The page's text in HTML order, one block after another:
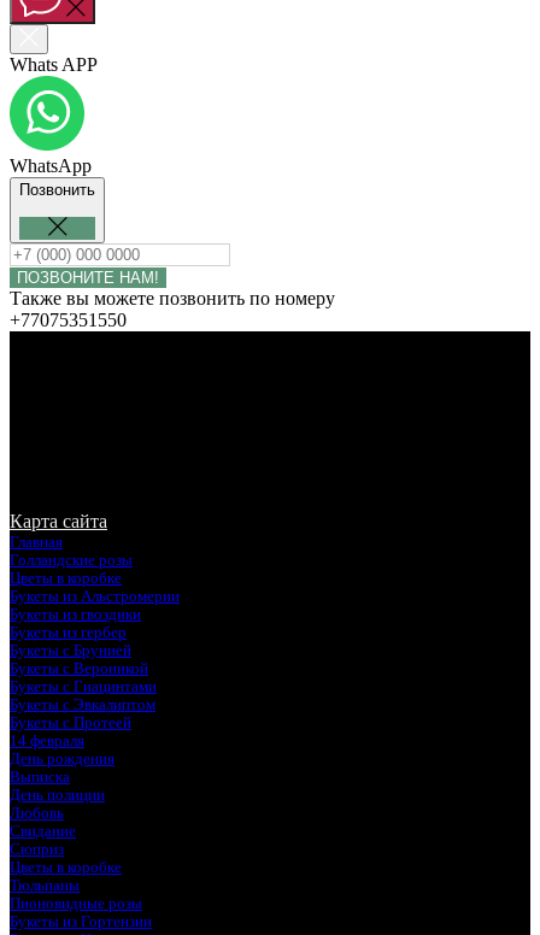
Whats APP
WhatsApp
Позвонить
ПОЗВОНИТЕ НАМ!
Также вы можете позвонить по номеру
+77075351550
Карта сайта
Главная
Голландские розы
Цветы в коробке
Букеты из Альстромерии
Букеты из гвоздики
Букеты из гербер
Букеты с Брунией
Букеты с Вероникой
Букеты с Гиацинтами
Букеты с Эвкалиптом
Букеты с Протеей
14 февраля
День рождения
Выписка
День полиции
Любовь
Свидание
Сюприз
Цветы в коробке
Тюльпаны
Пионовидные розы
Букеты из Гортензии